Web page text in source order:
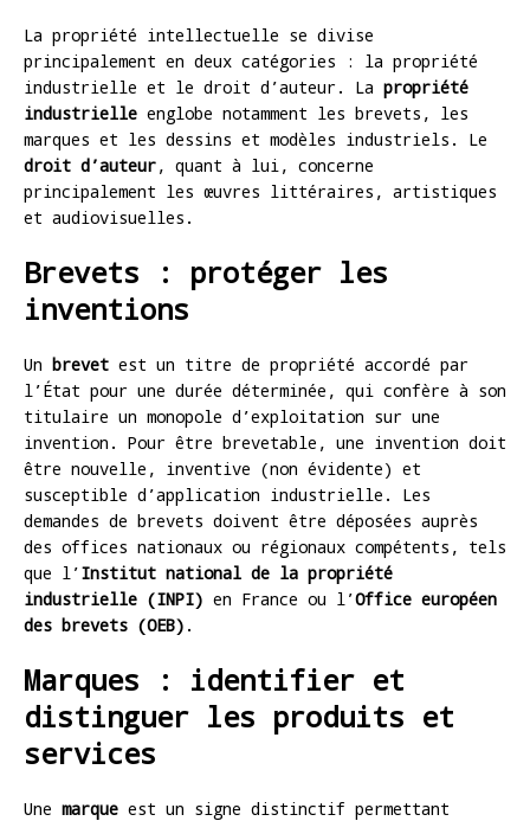
La propriété intellectuelle se divise
principalement en deux catégories : la propriété
industrielle et le droit d’auteur. La propriété
industrielle englobe notamment les brevets, les
marques et les dessins et modèles industriels. Le
droit d’auteur, quant à lui, concerne
principalement les œuvres littéraires, artistiques
et audiovisuelles.
Brevets : protéger les
inventions
Un brevet est un titre de propriété accordé par
l’État pour une durée déterminée, qui confère à son
titulaire un monopole d’exploitation sur une
invention. Pour être brevetable, une invention doit
être nouvelle, inventive (non évidente) et
susceptible d’application industrielle. Les
demandes de brevets doivent être déposées auprès
des offices nationaux ou régionaux compétents, tels
que l’Institut national de la propriété
industrielle (INPI) en France ou l’Office européen
des brevets (OEB) .
Marques : identifier et
distinguer les produits et
services
Une marque est un signe distinctif permettant